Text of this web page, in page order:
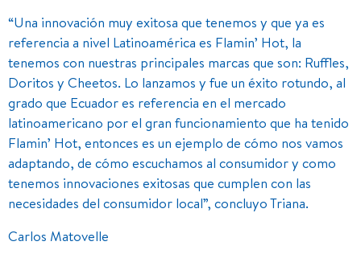
“Una innovación muy exitosa que tenemos y que ya es
referencia a nivel Latinoamérica es Flamin’ Hot, la
tenemos con nuestras principales marcas que son: Ruffles,
Doritos y Cheetos. Lo lanzamos y fue un éxito rotundo, al
grado que Ecuador es referencia en el mercado
latinoamericano por el gran funcionamiento que ha tenido
Flamin’ Hot, entonces es un ejemplo de cómo nos vamos
adaptando, de cómo escuchamos al consumidor y como
tenemos innovaciones exitosas que cumplen con las
necesidades del consumidor local”, concluyo Triana.
Carlos Matovelle